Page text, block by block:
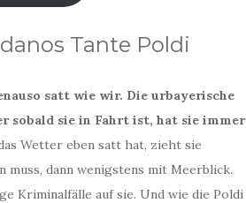
Tante Poldi
satt wie wir. Die urbayerische
sobald sie in Fahrt ist, hat sie immer
Wetter eben satt hat, zieht sie
muss, dann wenigstens mit Meerblick.
Kriminalfälle auf sie. Und wie die Poldi